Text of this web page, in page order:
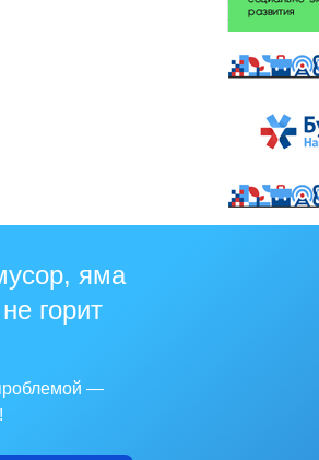
яма
горит
—